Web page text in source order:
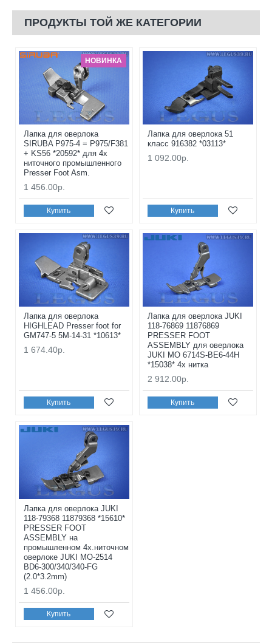
ПРОДУКТЫ ТОЙ ЖЕ КАТЕГОРИИ
НОВИНКА
Лапка для оверлока
SIRUBA P975-4 = P975/F381
+ KS56 *20592* для 4х
ниточного промышленного
Presser Foot Asm.
1 456.00р.
Купить
Лапка для оверлока 51
класс 916382 *03113*
1 092.00р.
Купить
Лапка для оверлока
HIGHLEAD Presser foot for
GM747-5 5M-14-31 *10613*
1 674.40р.
Купить
Лапка для оверлока JUKI
118-76869 11876869
PRESSER FOOT
ASSEMBLY для оверлока
JUKI MO 6714S-BE6-44H
*15038* 4х нитка
2 912.00р.
Купить
Лапка для оверлока JUKI
118-79368 11879368 *15610*
PRESSER FOOT
ASSEMBLY на
промышленном 4x.ниточном
оверлоке JUKI MO-2514
BD6-300/340/340-FG
(2.0*3.2mm)
1 456.00р.
Купить